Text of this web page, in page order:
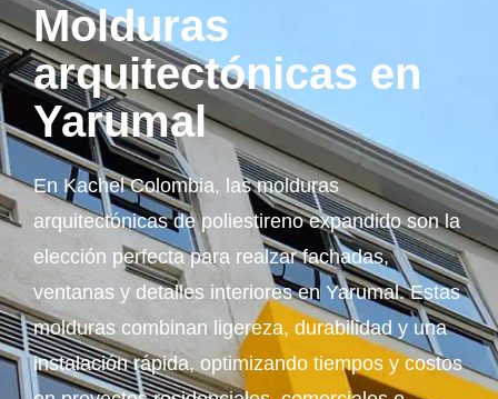
Molduras
arquitectónicas en
Yarumal
En Kachel Colombia, las molduras
arquitectónicas de poliestireno expandido son la
elección perfecta para realzar fachadas,
ventanas y detalles interiores en Yarumal. Estas
molduras combinan ligereza, durabilidad y una
instalación rápida, optimizando tiempos y costos